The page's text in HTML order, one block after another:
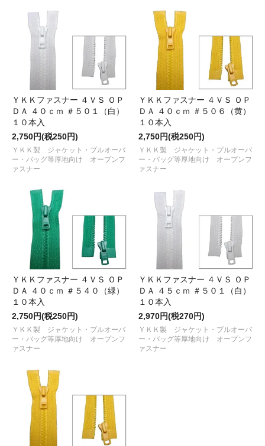
ＹＫＫファスナー ４ＶＳ ＯＰ
ＤＡ ４０ｃｍ ＃５０１（白）
１０本入
2,750円(税250円)
ＹＫＫ製 ジャケット・プルオーバ
ー・バッグ等厚地向け オープンフ
ァスナー
ＹＫＫファスナー ４ＶＳ ＯＰ
ＤＡ ４０ｃｍ ＃５０６（黄）
１０本入
2,750円(税250円)
ＹＫＫ製 ジャケット・プルオーバ
ー・バッグ等厚地向け オープンフ
ァスナー
ＹＫＫファスナー ４ＶＳ ＯＰ
ＤＡ ４０ｃｍ ＃５４０（緑）
１０本入
2,750円(税250円)
ＹＫＫ製 ジャケット・プルオーバ
ー・バッグ等厚地向け オープンフ
ァスナー
ＹＫＫファスナー ４ＶＳ ＯＰ
ＤＡ ４５ｃｍ ＃５０１（白）
１０本入
2,970円(税270円)
ＹＫＫ製 ジャケット・プルオーバ
ー・バッグ等厚地向け オープンフ
ァスナー